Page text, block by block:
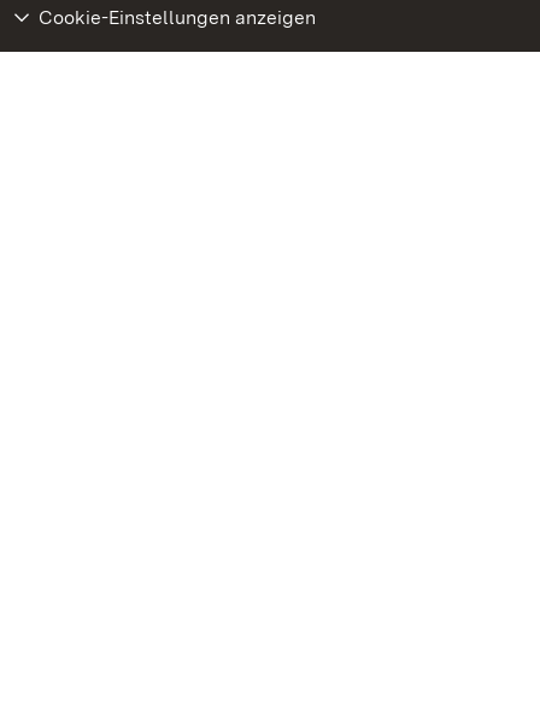
Cookie-Einstellungen anzeigen
Weiteres